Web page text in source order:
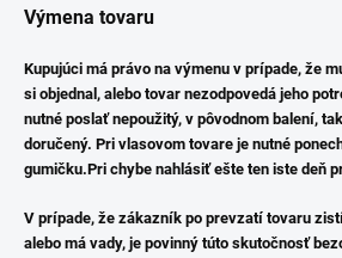
Výmena tovaru
Kupujúci má právo na výmenu v prípade, že
si objednal, alebo tovar nezodpovedá jeho
nutné poslať nepoužitý, v pôvodnom balení,
doručený. Pri vlasovom tovare je nutné
gumičku.Pri chybe nahlásiť ešte ten iste deň
V prípade, že zákazník po prevzatí tovaru
alebo má vady, je povinný túto skutočnosť